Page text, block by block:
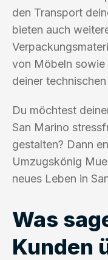
den Transport
bieten auch
von Möbeln sowie
deiner
Du möchtest
San Marino
gestalten? Dann
Umzugskönig
neues Leben in
Was
Kunden